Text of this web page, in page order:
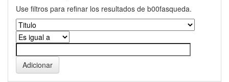
Use filtros para refinar los resultados de b00fasqueda.